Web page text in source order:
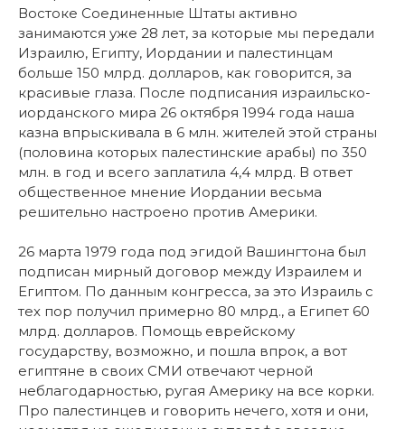
Востоке Соединенные Штаты активно
занимаются уже 28 лет, за которые мы передали
Израилю, Египту, Иордании и палестинцам
больше 150 млрд. долларов, как говорится, за
красивые глаза. После подписания израильско-
иорданского мира 26 октября 1994 года наша
казна впрыскивала в 6 млн. жителей этой страны
(половина которых палестинские арабы) по 350
млн. в год и всего заплатила 4,4 млрд. В ответ
общественное мнение Иордании весьма
решительно настроено против Америки.
26 марта 1979 года под эгидой Вашингтона был
подписан мирный договор между Израилем и
Египтом. По данным конгресса, за это Израиль с
тех пор получил примерно 80 млрд., а Египет 60
млрд. долларов. Помощь еврейскому
государству, возможно, и пошла впрок, а вот
египтяне в своих СМИ отвечают черной
неблагодарностью, ругая Америку на все корки.
Про палестинцев и говорить нечего, хотя и они,